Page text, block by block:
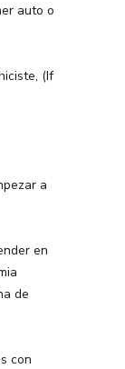
auto o
(If
a
en
de
con